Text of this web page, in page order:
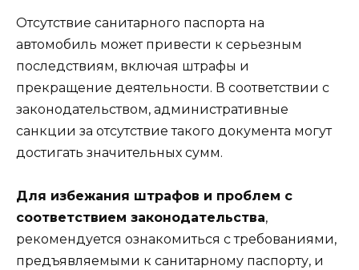
Отсутствие санитарного паспорта на
автомобиль может привести к серьезным
последствиям, включая штрафы и
прекращение деятельности. В соответствии с
законодательством, административные
санкции за отсутствие такого документа могут
достигать значительных сумм.
Для избежания штрафов и проблем с
соответствием законодательства,
рекомендуется ознакомиться с требованиями,
предъявляемыми к санитарному паспорту, и